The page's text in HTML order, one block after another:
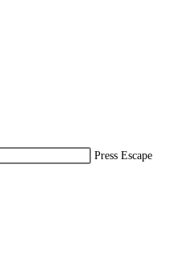
Press Escape